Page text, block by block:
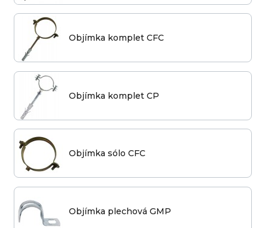
Objímka komplet CFC
Objímka komplet CP
Objímka sólo CFC
Objímka plechová GMP